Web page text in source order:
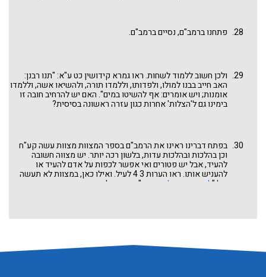
עֲוֹנוֹ".
פתחנו ברמב"ם, נסיים ברמב"ם.
ולכן חשוב ללמוד לשחות. ראו גמרא קידושין כט ע"א: "תנו רבנן:
האב חייב בבנו למולו, ולפדותו, וללמדו תורה, ולהשיאו אשה, וללמדו
אומנות; ויש אומרים: אף להשיטו במים". האם יש להרחיב חובה זו
בימינו גם ל'הצלות' אחרות כגון עזרה ראשונה בסיסית?
בפתח דברינו ראינו את הרמב"ם בספר המצוות מצוות עשה קע"ח
וכן בהלכות ובהלכות עדות, בלשון רכה יותר. יש מצווה חשובה
להעיד, אבל יש פטורים ואי אפשר לכפות על אדם להעיד או
להעניש אותו. ראו הערות 3 4 לעיל. ואילו כאן, במצוות לא תעשה
של " לא תעמוד על דם רעך " – מצוה לה הקדשנו דף מיוחד בפרשת
או חיה רעה באה עליו", והוא יכול להצילו ואינו עושה זאת. נראה
בברור בין עדות בדיני ממונות ועדות בדיני נפשות. פשיטא שכאן